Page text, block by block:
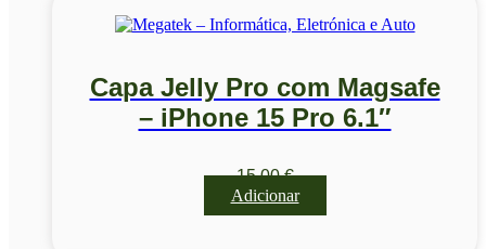
Capa Jelly Pro com Magsafe
– iPhone 15 Pro 6.1″
15,00€
Adicionar